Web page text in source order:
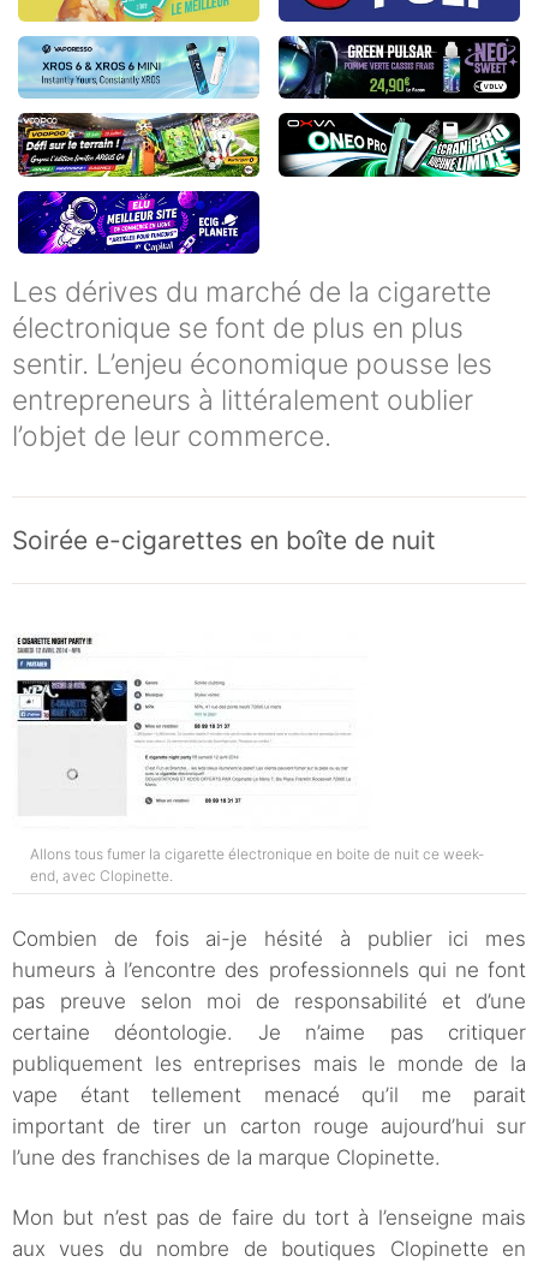
Les dérives du marché de la cigarette
électronique se font de plus en plus
sentir. L’enjeu économique pousse les
entrepreneurs à littéralement oublier
l’objet de leur commerce.
Soirée e-cigarettes en boîte de nuit
Allons tous fumer la cigarette électronique en boite de nuit ce week-
end, avec Clopinette.
Combien de fois ai-je hésité à publier ici mes
humeurs à l’encontre des professionnels qui ne font
pas preuve selon moi de responsabilité et d’une
certaine déontologie. Je n’aime pas critiquer
publiquement les entreprises mais le monde de la
vape étant tellement menacé qu’il me parait
important de tirer un carton rouge aujourd’hui sur
l’une des franchises de la marque Clopinette.
Mon but n’est pas de faire du tort à l’enseigne mais
aux vues du nombre de boutiques Clopinette en